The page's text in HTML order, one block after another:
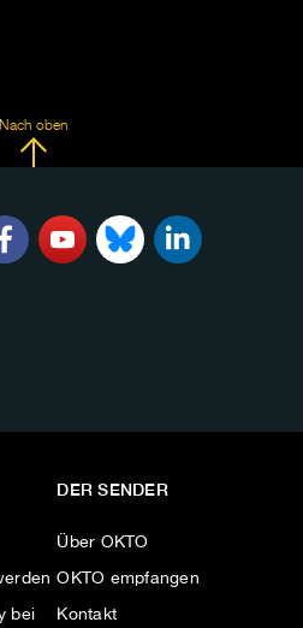
Nach oben
bei
DER SENDER
Über OKTO
OKTO empfangen
Kontakt